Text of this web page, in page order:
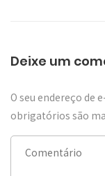
Deixe um
O seu endereço de
obrigatórios são